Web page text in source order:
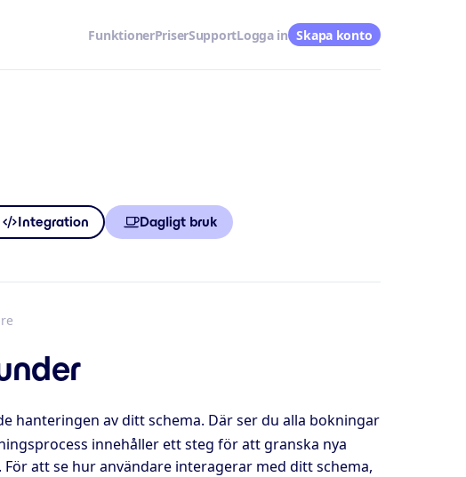
FunktionerPriserSupportLogga in Skapa konto
Integration Dagligt bruk
hanteringen av ditt schema. Där ser du alla bokningar
innehåller ett steg för att granska nya
att se hur användare interagerar med ditt schema,